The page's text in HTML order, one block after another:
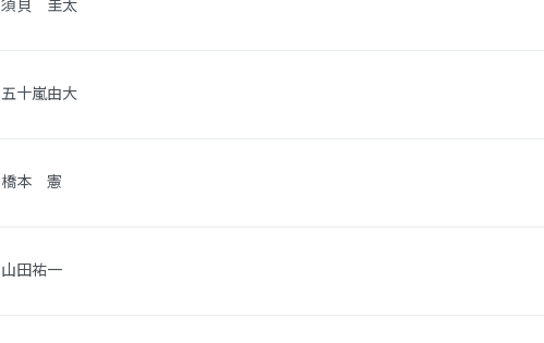
須貝 圭太
五十嵐由大
橋本 憲
山田祐一